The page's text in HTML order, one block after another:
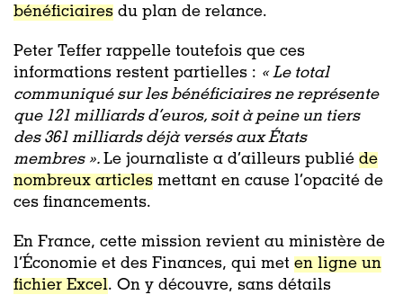
bénéficiaires du plan de relance.
Peter Teffer rappelle toutefois que ces
informations restent partielles : «Le total
communiqué sur les bénéficiaires ne représente
que 121 milliards d’euros, soit à peine un tiers
des 361 milliards déjà versés aux États
membres ». Le journaliste a d’ailleurs publié de
nombreux articles mettant en cause l’opacité de
ces financements.
En France, cette mission revient au ministère de
l’Économie et des Finances, qui met en ligne un
fichier Excel. On y découvre, sans détails